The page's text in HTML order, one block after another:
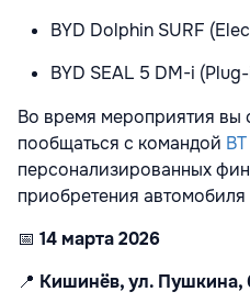
BYD Dolphin SURF
BYD SEAL 5 DM-i
Во время мероприятия
пообщаться с командой
персонализированных
приобретения автомобиля
📅 14 марта 2026
📍 Кишинёв, ул. Пушкина,